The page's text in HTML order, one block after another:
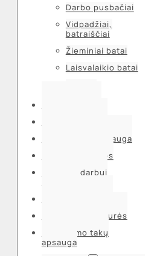
Darbo pusbačiai
Vidpadžiai,
batraiščiai
Žieminiai batai
Laisvalaikio batai
Akių ir veido apsauga
Galvos apsaugos
Apsauga darbui
Pošalmiai ir kepurės
Kvėpavimo takų
apsauga